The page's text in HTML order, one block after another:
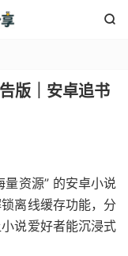

版｜安卓追书
资源” 的安卓小说
离线缓存功能，分
说爱好者能沉浸式